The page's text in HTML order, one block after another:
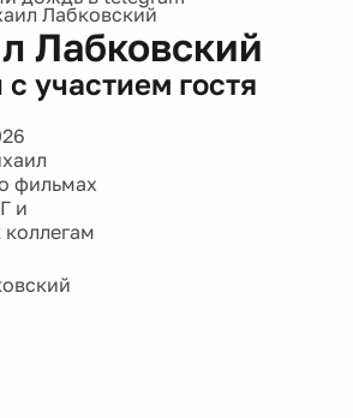
Лабковский
Лабковский
участием гостя
фильмах
и